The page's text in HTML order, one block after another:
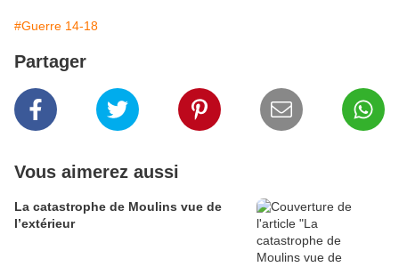
#Guerre 14-18
Partager
Vous aimerez aussi
La catastrophe de Moulins vue de
l’extérieur